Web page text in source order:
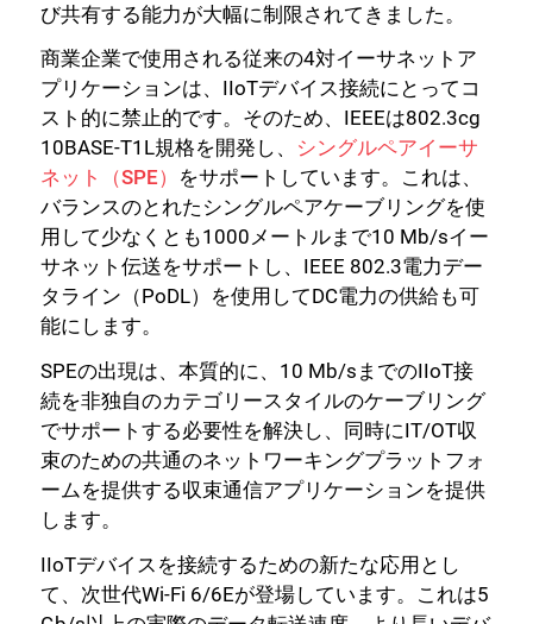
び共有する能力が大幅に制限されてきました。
商業企業で使用される従来の4対イーサネットア
プリケーションは、IIoTデバイス接続にとってコ
スト的に禁止的です。そのため、IEEEは802.3cg
10BASE-T1L規格を開発し、 シングルペアイーサ
ネット（SPE） をサポートしています。これは、
バランスのとれたシングルペアケーブリングを使
用して少なくとも1000メートルまで10 Mb/sイー
サネット伝送をサポートし、IEEE 802.3電力デー
タライン（PoDL）を使用してDC電力の供給も可
能にします。
SPEの出現は、本質的に、10 Mb/sまでのIIoT接
続を非独自のカテゴリースタイルのケーブリング
でサポートする必要性を解決し、同時にIT/OT収
束のための共通のネットワーキングプラットフォ
ームを提供する収束通信アプリケーションを提供
します。
IIoTデバイスを接続するための新たな応用とし
て、次世代Wi-Fi 6/6Eが登場しています。これは5